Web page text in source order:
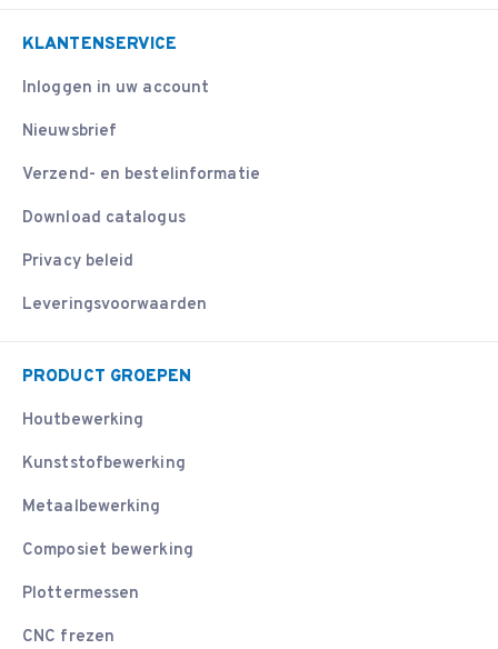
KLANTENSERVICE
Inloggen in uw account
Nieuwsbrief
Verzend- en bestelinformatie
Download catalogus
Privacy beleid
Leveringsvoorwaarden
PRODUCT GROEPEN
Houtbewerking
Kunststofbewerking
Metaalbewerking
Composiet bewerking
Plottermessen
CNC frezen